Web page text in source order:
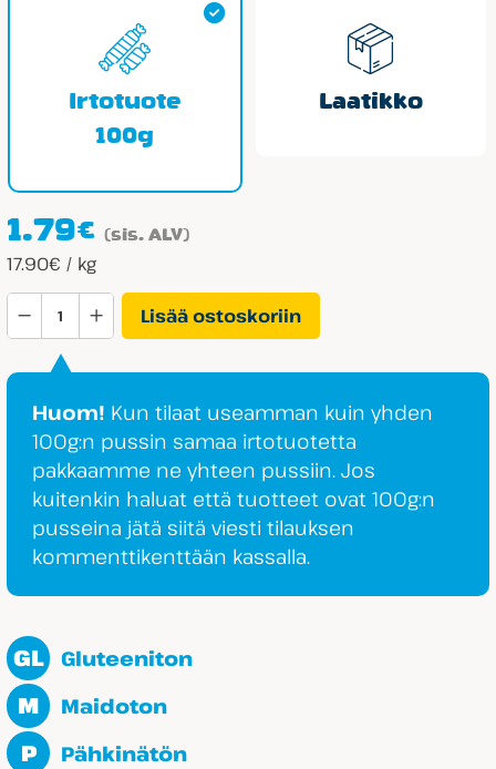
Irtotuote
100g
Laatikko
1.79€ (sis. ALV)
17.90€ / kg
Sokeriton
Teddynalle
määrä
Lisää ostoskoriin
Huom! Kun tilaat useamman kuin yhden
100g:n pussin samaa irtotuotetta
pakkaamme ne yhteen pussiin. Jos
kuitenkin haluat että tuotteet ovat 100g:n
pusseina jätä siitä viesti tilauksen
kommenttikenttään kassalla.
GL Gluteeniton
M Maidoton
P Pähkinätön